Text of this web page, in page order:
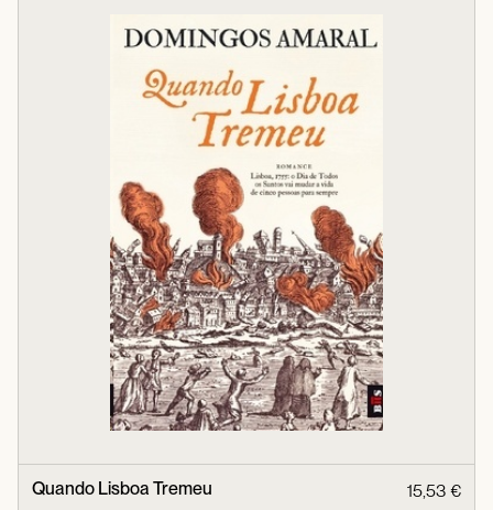
Quando Lisboa Tremeu 15,53 €